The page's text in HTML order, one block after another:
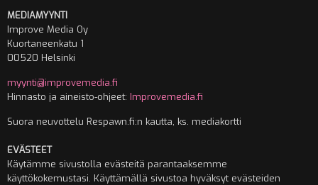
MEDIAMYYNTI
Improve Media Oy
Kuortaneenkatu 1
00520 Helsinki
myynti@improvemedia.fi
Hinnasto ja aineisto-ohjeet: Improvemedia.fi
Suora neuvottelu Respawn.fi:n kautta, ks. mediakortti
EVÄSTEET
Käytämme sivustolla evästeitä parantaaksemme
käyttökokemustasi. Käyttämällä sivustoa hyväksyt evästeiden